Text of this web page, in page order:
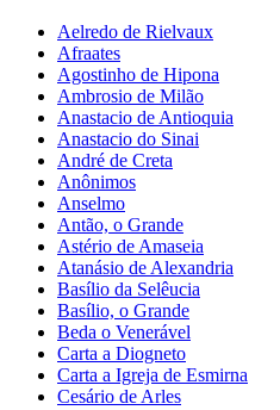
Aelredo de Rielvaux
Afraates
Agostinho de Hipona
Ambrosio de Milão
Anastacio de Antioquia
Anastacio do Sinai
André de Creta
Anônimos
Anselmo
Antão, o Grande
Astério de Amaseia
Atanásio de Alexandria
Basílio da Selêucia
Basílio, o Grande
Beda o Venerável
Carta a Diogneto
Carta a Igreja de Esmirna
Cesário de Arles